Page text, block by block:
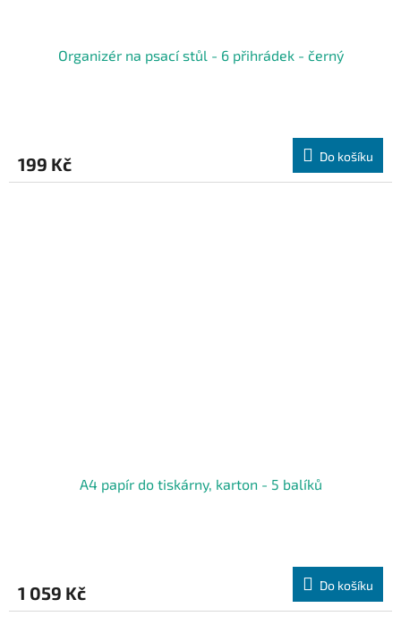
Organizér na psací stůl - 6 přihrádek - černý
199 Kč Do košíku
A4 papír do tiskárny, karton - 5 balíků
1 059 Kč Do košíku